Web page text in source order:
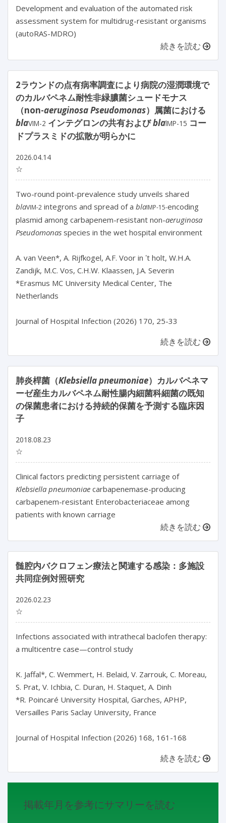
Development and evaluation of the automated risk
assessment system for multidrug-resistant organisms
(autoRAS-MDRO)
続きを読む
2ラウンドの点有病率調査により病院の湿潤環境で
のカルバペネム耐性非緑膿菌シュードモナス
（non-aeruginosa Pseudomonas）属菌における
blaVIM-2 インテグロンの共有およびblalMP-15 コー
ドプラスミドの拡散が明らかに
2026.04.14
☆
blaVIM-2 integrons and spread of a blaIMP-15-encoding
plasmid among carbapenem-resistant non-aeruginosa
Pseudomonas species in the wet hospital environment
A. van Veen*, A. Rijfkogel, A.F. Voor in ʽt holt, W.H.A.
Zandijk, M.C. Vos, C.H.W. Klaassen, J.A. Severin
*Erasmus MC University Medical Center, The
Netherlands
続きを読む
肺炎桿菌（Klebsiella pneumoniae）カルバペネマ
ーゼ産生カルバペネム耐性腸内細菌科細菌の既知
の保菌患者における持続的保菌を予測する臨床因
子
2018.08.23
☆
Clinical factors predicting persistent carriage of
Klebsiella pneumoniae carbapenemase-producing
carbapenem-resistant Enterobacteriaceae among
patients with known carriage
続きを読む
髄腔内バクロフェン療法と関連する感染：多施設
共同症例対照研究
2026.02.23
☆
Infections associated with intrathecal baclofen therapy:
a multicentre case—control study
K. Jaffal*, C. Wemmert, H. Belaid, V. Zarrouk, C. Moreau,
S. Prat, V. Ichbia, C. Duran, H. Staquet, A. Dinh
*R. Poincaré University Hospital, Garches, APHP,
Versailles Paris Saclay University, France
Journal of Hospital Infection (2026) 168, 161-168
続きを読む
掲載年月を参考にサマリーを読む